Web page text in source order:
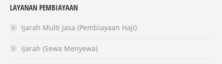
LAYANAN PEMBIAYAAN
Ijarah Multi Jasa (Pembiayaan Haji)
Ijarah (Sewa Menyewa)